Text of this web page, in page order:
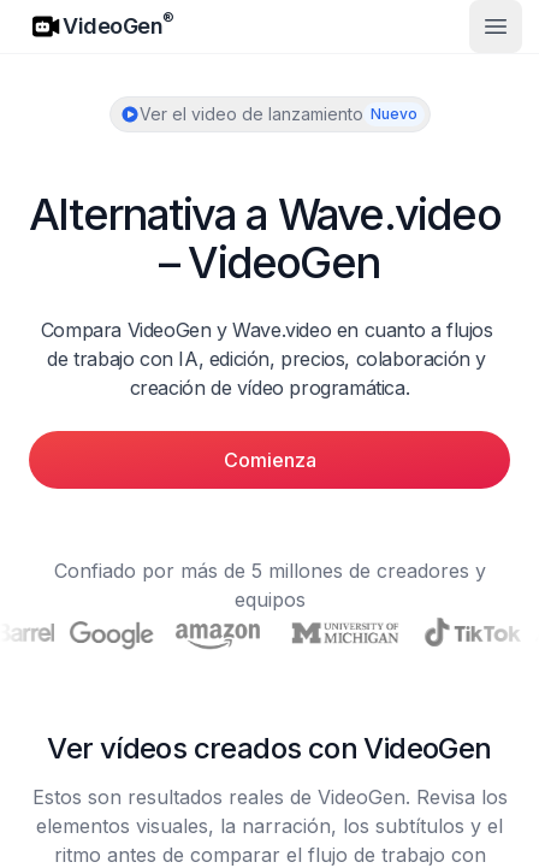
VideoGen
VideoGen®
Abrir
Ver el video de lanzamiento Nuevo
Alternativa a Wave.video
– VideoGen
Compara VideoGen y Wave.video en cuanto a flujos
de trabajo con IA, edición, precios, colaboración y
creación de vídeo programática.
Comienza
Confiado por más de 5 millones de creadores y
equipos
Ver vídeos creados con VideoGen
Estos son resultados reales de VideoGen. Revisa los
elementos visuales, la narración, los subtítulos y el
ritmo antes de comparar el flujo de trabajo con